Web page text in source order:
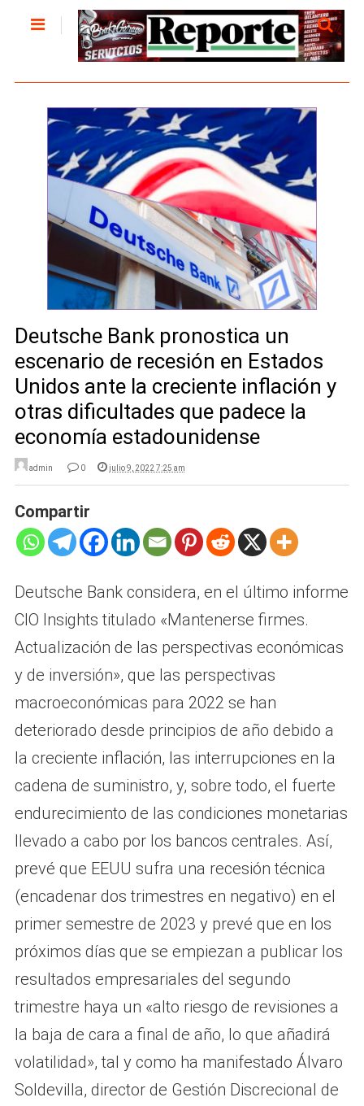
Deutsche Bank pronostica un
escenario de recesión en Estados
Unidos ante la creciente inflación y
otras dificultades que padece la
economía estadounidense
admin 0 julio 9, 2022 7:25 am
Compartir
Deutsche Bank considera, en el último informe
CIO Insights titulado «Mantenerse firmes.
Actualización de las perspectivas económicas
y de inversión», que las perspectivas
macroeconómicas para 2022 se han
deteriorado desde principios de año debido a
la creciente inflación, las interrupciones en la
cadena de suministro, y, sobre todo, el fuerte
endurecimiento de las condiciones monetarias
llevado a cabo por los bancos centrales. Así,
prevé que EEUU sufra una recesión técnica
(encadenar dos trimestres en negativo) en el
primer semestre de 2023 y prevé que en los
próximos días que se empiezan a publicar los
resultados empresariales del segundo
trimestre haya un «alto riesgo de revisiones a
la baja de cara a final de año, lo que añadirá
volatilidad», tal y como ha manifestado Álvaro
Soldevilla, director de Gestión Discrecional de